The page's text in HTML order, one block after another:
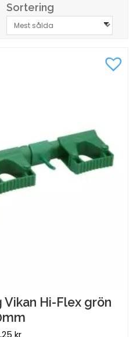
Sortering
Hi-Flex grön
kr